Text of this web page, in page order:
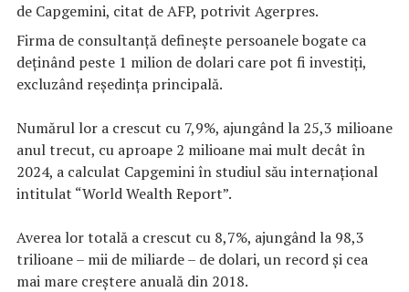
de Capgemini, citat de AFP, potrivit Agerpres.
Firma de consultanţă defineşte persoanele bogate ca
deţinând peste 1 milion de dolari care pot fi investiţi,
excluzând reşedinţa principală.
Numărul lor a crescut cu 7,9%, ajungând la 25,3 milioane
anul trecut, cu aproape 2 milioane mai mult decât în
2024, a calculat Capgemini în studiul său internaţional
intitulat “World Wealth Report”.
Averea lor totală a crescut cu 8,7%, ajungând la 98,3
trilioane – mii de miliarde – de dolari, un record şi cea
mai mare creştere anuală din 2018.